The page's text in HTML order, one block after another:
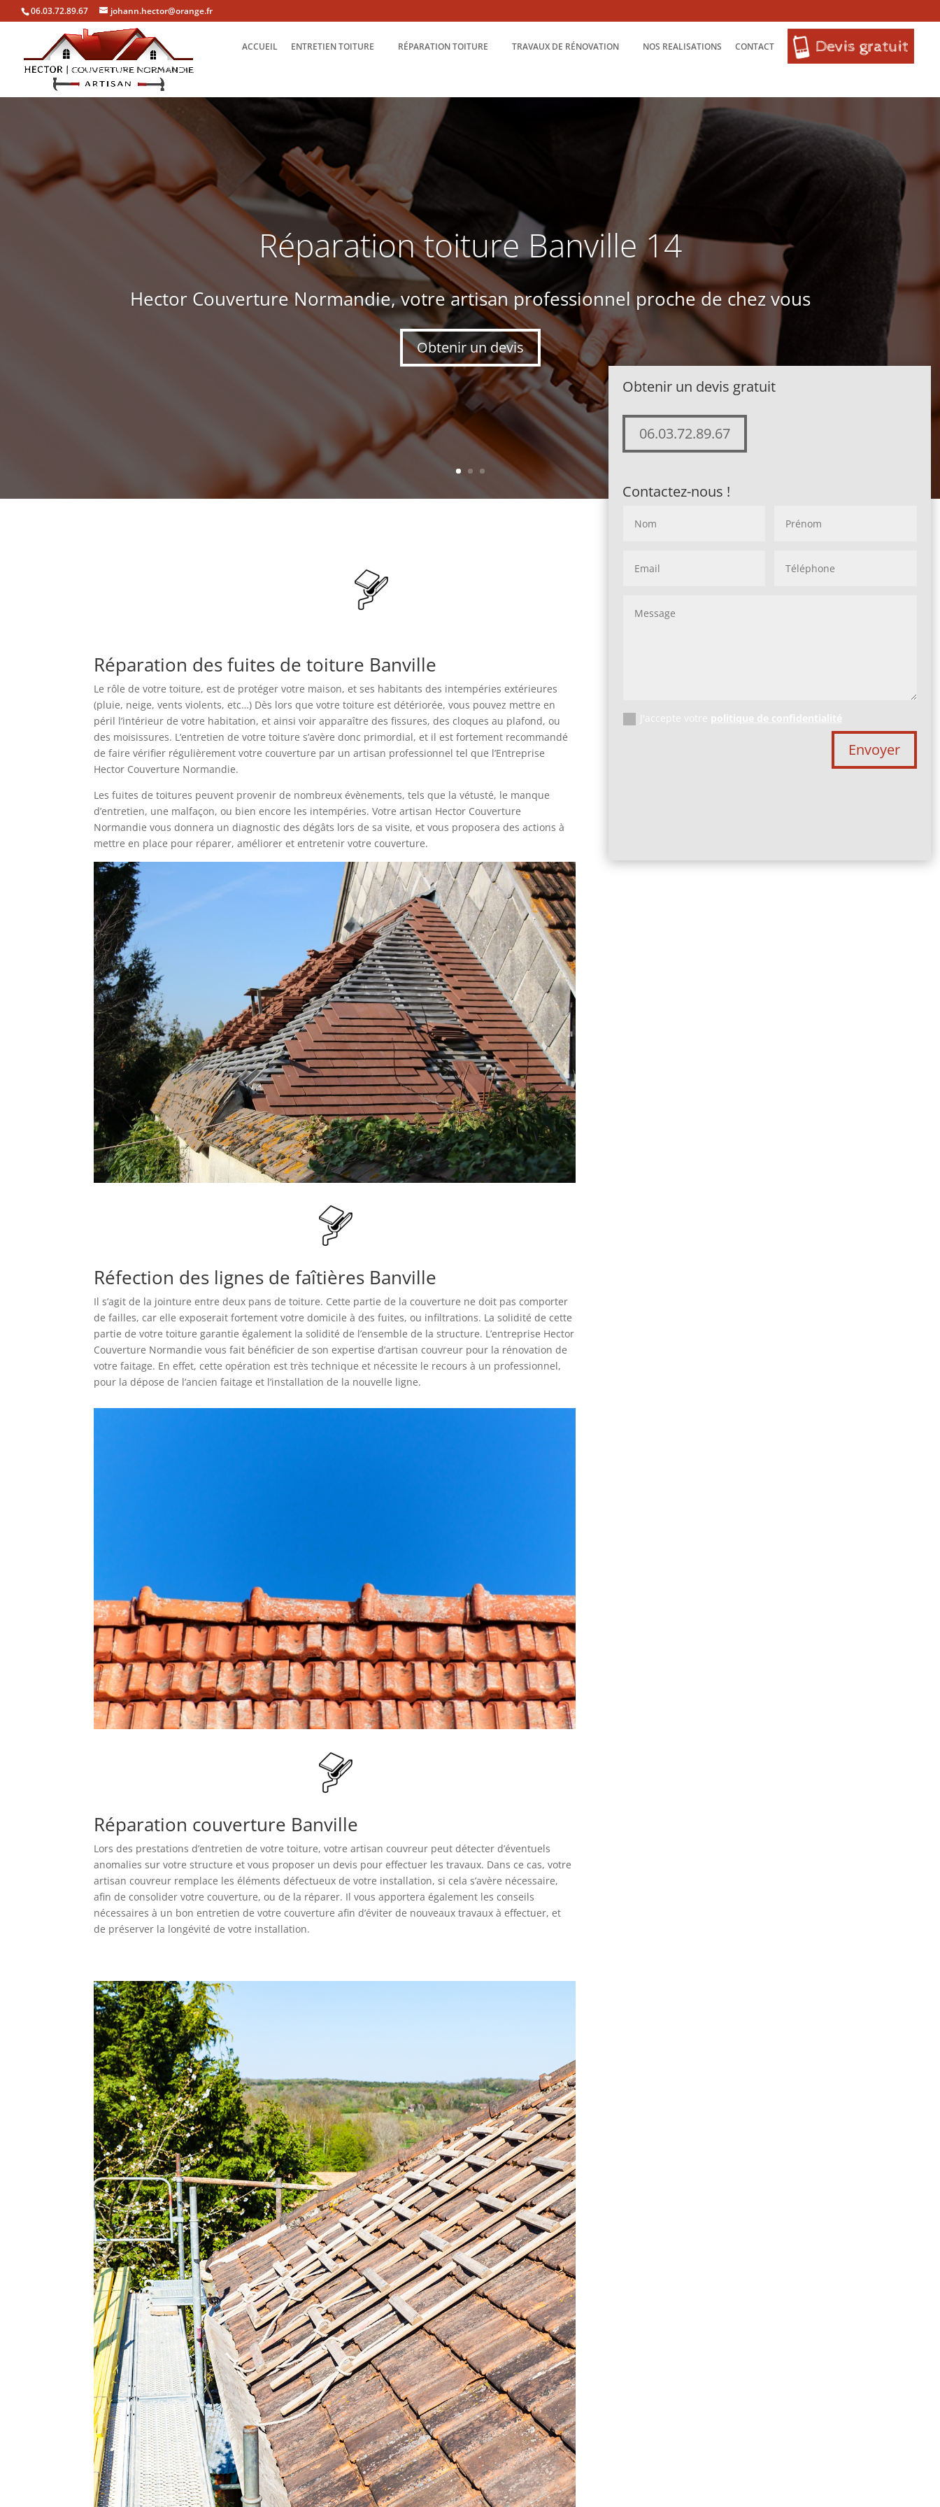
06.03.72.89.67 johann.hector@orange.fr
ACCUEIL ENTRETIEN TOITURE RÉPARATION TOITURE TRAVAUX DE RÉNOVATION NOS REALISATIONS CONTACT
Réparation toiture Banville 14
Hector Couverture Normandie, votre artisan professionnel proche de chez vous
Obtenir un devis
Réparation des fuites de toiture Banville
Le rôle de votre toiture, est de protéger votre maison, et ses habitants des intempéries extérieures
(pluie, neige, vents violents, etc…) Dès lors que votre toiture est détériorée, vous pouvez mettre en
péril l’intérieur de votre habitation, et ainsi voir apparaître des fissures, des cloques au plafond, ou
des moisissures. L’entretien de votre toiture s’avère donc primordial, et il est fortement recommandé
de faire vérifier régulièrement votre couverture par un artisan professionnel tel que l’Entreprise
Hector Couverture Normandie.
Les fuites de toitures peuvent provenir de nombreux évènements, tels que la vétusté, le manque
d’entretien, une malfaçon, ou bien encore les intempéries. Votre artisan Hector Couverture
Normandie vous donnera un diagnostic des dégâts lors de sa visite, et vous proposera des actions à
mettre en place pour réparer, améliorer et entretenir votre couverture.
Réfection des lignes de faîtières Banville
Il s’agit de la jointure entre deux pans de toiture. Cette partie de la couverture ne doit pas comporter
de failles, car elle exposerait fortement votre domicile à des fuites, ou infiltrations. La solidité de cette
partie de votre toiture garantie également la solidité de l’ensemble de la structure. L’entreprise Hector
Couverture Normandie vous fait bénéficier de son expertise d’artisan couvreur pour la rénovation de
votre faitage. En effet, cette opération est très technique et nécessite le recours à un professionnel,
pour la dépose de l’ancien faitage et l’installation de la nouvelle ligne.
Réparation couverture Banville
Lors des prestations d’entretien de votre toiture, votre artisan couvreur peut détecter d’éventuels
anomalies sur votre structure et vous proposer un devis pour effectuer les travaux. Dans ce cas, votre
artisan couvreur remplace les éléments défectueux de votre installation, si cela s’avère nécessaire,
afin de consolider votre couverture, ou de la réparer. Il vous apportera également les conseils
nécessaires à un bon entretien de votre couverture afin d’éviter de nouveaux travaux à effectuer, et
de préserver la longévité de votre installation.
Obtenir un devis gratuit
06.03.72.89.67
Contactez-nous !
J'accepte votre politique de confidentialité
Envoyer